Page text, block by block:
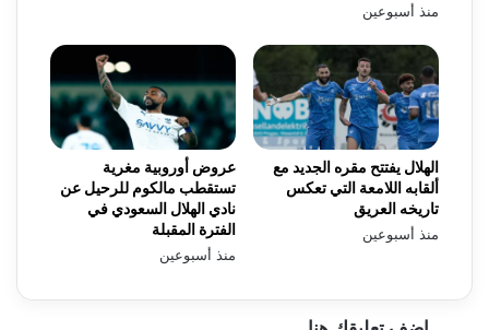
منذ أسبوعين
عروض أوروبية مغرية
تستقطب مالكوم للرحيل عن
نادي الهلال السعودي في
الفترة المقبلة
منذ أسبوعين
الهلال يفتتح مقره الجديد مع
ألقابه اللامعة التي تعكس
تاريخه العريق
منذ أسبوعين